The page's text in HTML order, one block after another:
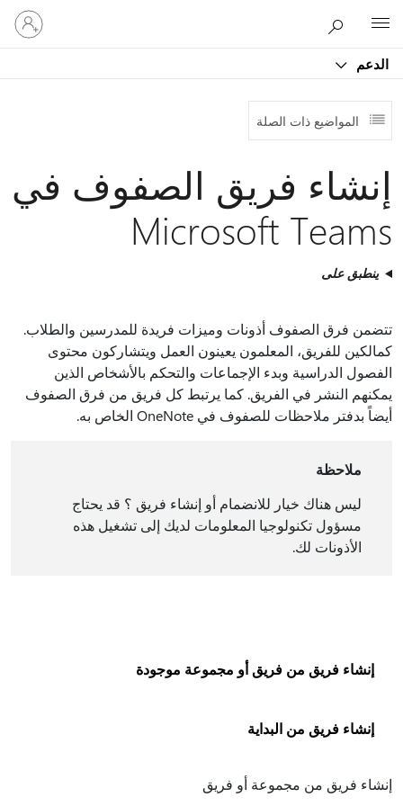
الدعم
تسجيل
الدخول
إلى
المواضيع ذات الصلة
إنشاء فريق الصفوف في
Microsoft Teams
ينطبق على
تتضمن فرق الصفوف أذونات وميزات فريدة للمدرسين والطلاب.
كمالكين للفريق، المعلمون يعينون العمل ويتشاركون محتوى
الفصول الدراسية وبدء الإجماعات والتحكم بالأشخاص الذين
يمكنهم النشر في الفريق. كما يرتبط كل فريق من فرق الصفوف
أيضاً بدفتر ملاحظات للصفوف في OneNote الخاص به.
ملاحظة
ليس هناك خيار للانضمام أو إنشاء فريق ؟ قد يحتاج
مسؤول تكنولوجيا المعلومات لديك إلى تشغيل هذه
الأذونات لك.
إنشاء فريق من فريق أو مجموعة موجودة
إنشاء فريق من البداية
إنشاء فريق من مجموعة أو فريق